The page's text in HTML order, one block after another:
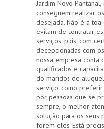
Jardim Novo
conseguem realizar
desejada. Não é à toa
evitam de contratar
serviços, pois, com
decepcionadas com
nossa empresa conta
qualificados e
do maridos de
serviço, como
por pessoas que se
sempre, o melhor
solução para os seus
forem eles. Está